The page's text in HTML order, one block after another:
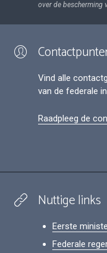
over de bescherming
Vind alle
van de federale
Raadpleeg de
Nuttige links
Eerste
Federale